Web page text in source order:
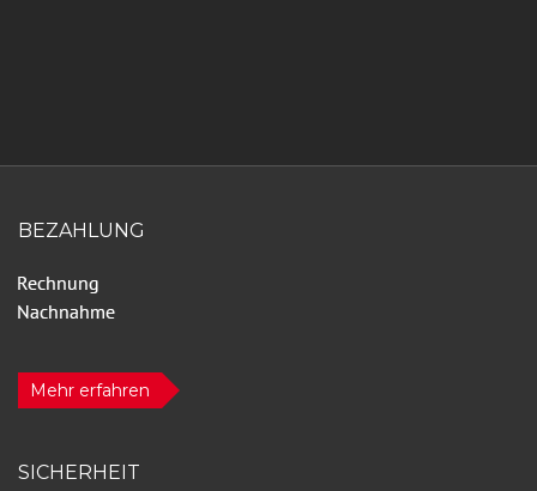
BEZAHLUNG
Mehr erfahren
SICHERHEIT